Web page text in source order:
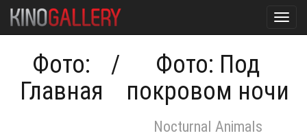
Фото:
Главная
/
Фото: Под
покровом ночи
Nocturnal Animals